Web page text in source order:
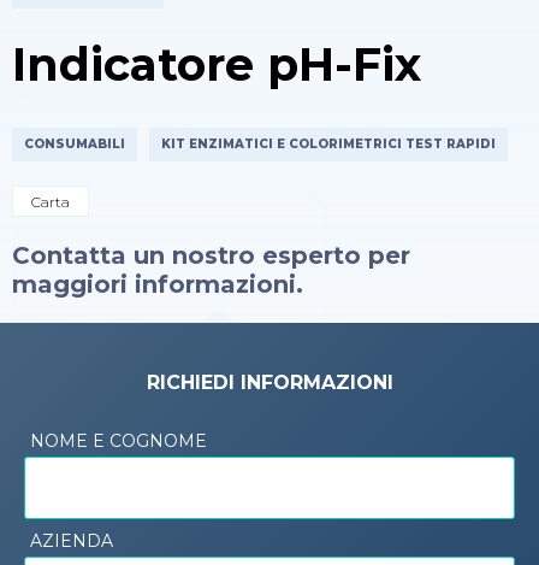
Indicatore pH-Fix
CONSUMABILI KIT ENZIMATICI E COLORIMETRICI TEST RAPIDI
Carta
Contatta un nostro esperto per
maggiori informazioni.
RICHIEDI INFORMAZIONI
NOME E COGNOME
AZIENDA